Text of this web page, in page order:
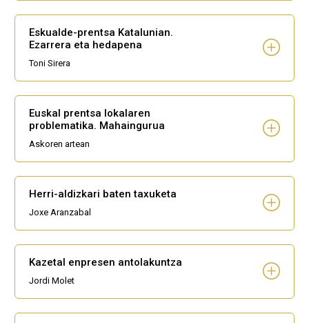
Eskualde-prentsa Katalunian.
Ezarrera eta hedapena
Toni Sirera
Euskal prentsa lokalaren
problematika. Mahaingurua
Askoren artean
Herri-aldizkari baten taxuketa
Joxe Aranzabal
Kazetal enpresen antolakuntza
Jordi Molet